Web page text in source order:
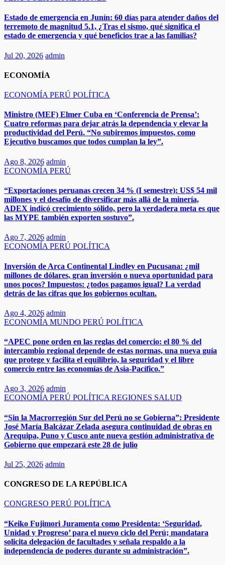
Estado de emergencia en Junín: 60 días para atender daños del
terremoto de magnitud 5.1, ¿Tras el sismo, qué significa el
estado de emergencia y qué beneficios trae a las familias?
Jul 20, 2026 admin
ECONOMÍA
ECONOMÍA PERÚ POLÍTICA
Ministro (MEF) Elmer Cuba en ‘Conferencia de Prensa’:
Cuatro reformas para dejar atrás la dependencia y elevar la
productividad del Perú. “No subiremos impuestos, como
Ejecutivo buscamos que todos cumplan la ley”.
Ago 8, 2026 admin
ECONOMÍA PERÚ
“Exportaciones peruanas crecen 34 % (I semestre): US$ 54 mil
millones y el desafío de diversificar más allá de la minería,
ADEX indicó crecimiento sólido, pero la verdadera meta es que
las MYPE también exporten sostuvo”.​​
Ago 7, 2026 admin
ECONOMÍA PERÚ POLÍTICA
Inversión de Arca Continental Lindley en Pucusana: ¿mil
millones de dólares, gran inversión o nueva oportunidad para
unos pocos? Impuestos: ¿todos pagamos igual? La verdad
detrás de las cifras que los gobiernos ocultan.
Ago 4, 2026 admin
ECONOMÍA MUNDO PERÚ POLÍTICA
“APEC pone orden en las reglas del comercio: el 80 % del
intercambio regional depende de estas normas, una nueva guía
que protege y facilita el equilibrio, la seguridad y el libre
comercio entre las economías de Asia-Pacífico.”​
Ago 3, 2026 admin
ECONOMÍA PERÚ POLÍTICA REGIONES SALUD
“Sin la Macrorregión Sur del Perú no se Gobierna”: Presidente
José María Balcázar Zelada asegura continuidad de obras en
Arequipa, Puno y Cusco ante nueva gestión administrativa de
Gobierno que empezará este 28 de julio
Jul 25, 2026 admin
CONGRESO DE LA REPÚBLICA
CONGRESO PERÚ POLÍTICA
“Keiko Fujimori Juramenta como Presidenta: ‘Seguridad,
Unidad y Progreso’ para el nuevo ciclo del Perú; mandatara
solicita delegación de facultades y señala respaldo a la
independencia de poderes durante su administración”.